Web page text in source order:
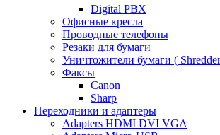
Digital PBX
Офисные кресла
Проводные телефоны
Резаки для бумаги
Уничтожители бумаги (
Факсы
Canon
Sharp
Переходники и адаптеры
Adapters HDMI DVI VGA